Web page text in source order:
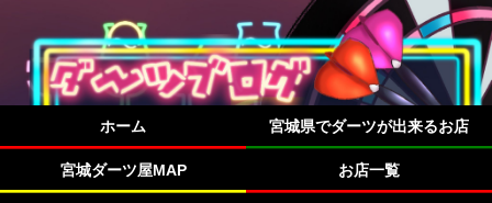
ホーム 宮城県でダーツが出来るお店
宮城ダーツ屋MAP お店一覧